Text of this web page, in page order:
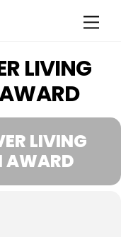
LIVING
LIVING
AWARD